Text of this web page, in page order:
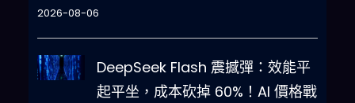
2026-08-06
DeepSeek Flash 震撼彈：效能平
起平坐，成本砍掉 60%！AI 價格戰